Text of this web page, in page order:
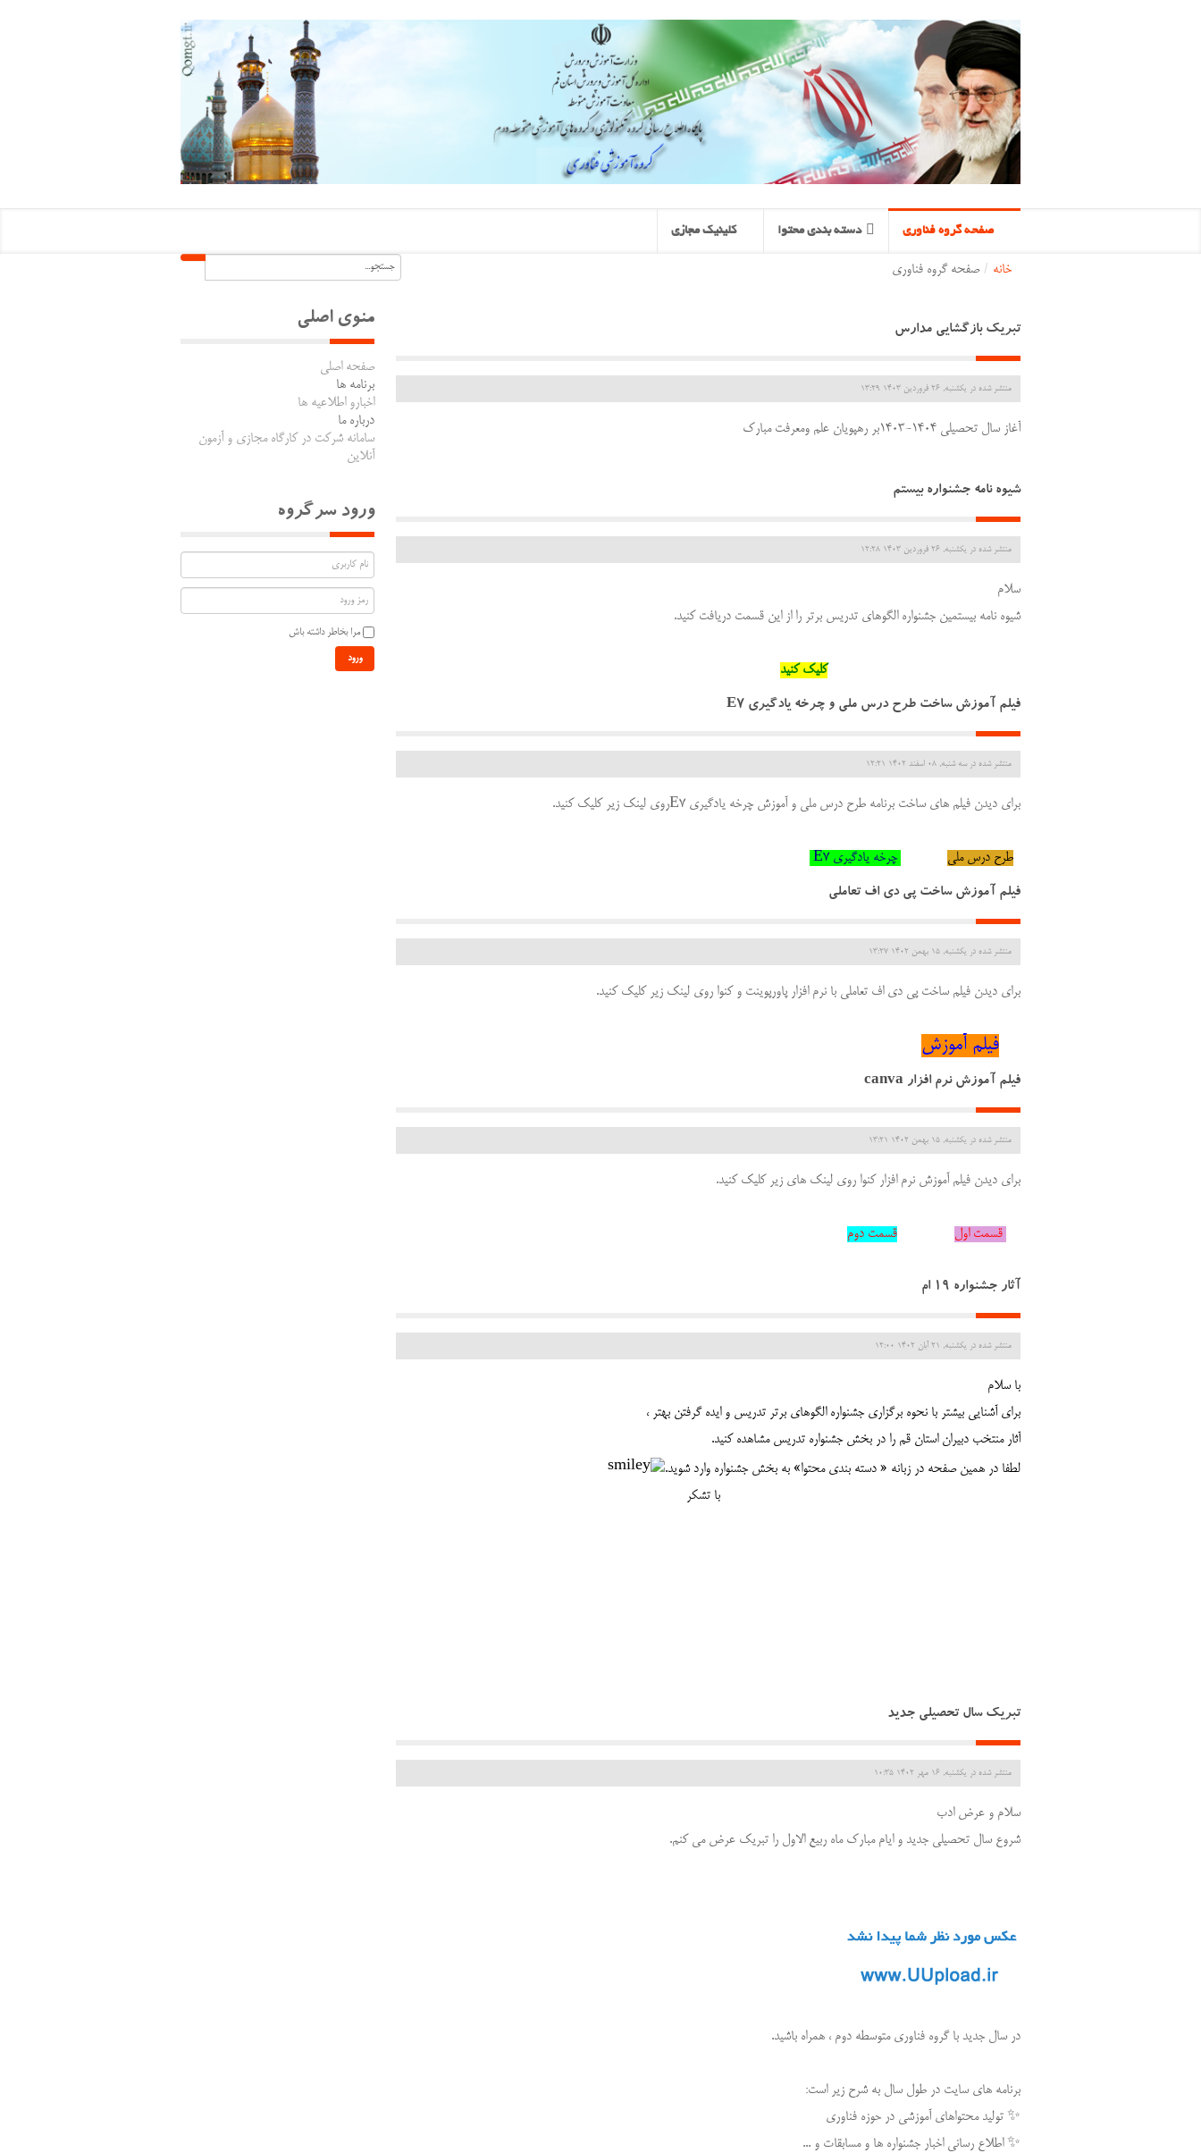
صفحه گروه فناوری دسته بندی محتوا کلینیک مجازی
خانه / صفحه گروه فناوری
تبریک بازگشایی مدارس
منتشر شده در یکشنبه, 26 فروردين 1403 13:29
آغاز سال تحصیلی 1404-1403بر رهپویان علم ومعرفت مبارک
شیوه نامه جشنواره بیستم
منتشر شده در یکشنبه, 26 فروردين 1403 12:28
سلام
شیوه نامه بیستمین جشنواره الگوهای تدریس برتر را از این قسمت دریافت کنید.
کلیک کنید
فیلم آموزش ساخت طرح درس ملی و چرخه یادگیری E7
منتشر شده در سه شنبه, 08 اسفند 1402 12:21
برای دیدن فیلم های ساخت برنامه طرح درس ملی و آموزش چرخه یادگیری E7روی لینک زیر کلیک کنید.
طرح درس ملی چرخه یادگیری E7
فیلم آموزش ساخت پی دی اف تعاملی
منتشر شده در یکشنبه, 15 بهمن 1402 13:27
برای دیدن فیلم ساخت پی دی اف تعاملی با نرم افزار پاورپوینت و کنوا روی لینک زیر کلیک کنید.
فیلم آموزش
فیلم آموزش نرم افزار canva
منتشر شده در یکشنبه, 15 بهمن 1402 13:21
برای دیدن فیلم آموزش نرم افزار کنوا روی لینک های زیر کلیک کنید.
قسمت اول قسمت دوم
آثار جشنواره 19 ام
منتشر شده در یکشنبه, 21 آبان 1402 12:00
با سلام
برای آشنایی بیشتر با نحوه برگزاری جشنواره الگوهای برتر تدریس و ایده گرفتن بهتر ،
آثار منتخب دبیران استان قم را در بخش جشنواره تدریس مشاهده کنید.
لطفا در همین صفحه در زبانه « دسته بندی محتوا» به بخش جشنواره وارد شوید.
با تشکر
تبریک سال تحصیلی جدید
منتشر شده در یکشنبه, 16 مهر 1402 10:35
سلام و عرض ادب
شروع سال تحصیلی جدید و ایام مبارک ماه ربیع الاول را تبریک عرض می کنم.
در سال جدید با گروه فناوری متوسطه دوم ، همراه باشید.
برنامه های سایت در طول سال به شرح زیر است:
✨ تولید محتواهای آموزشی در حوزه فناوری
✨ اطلاع رسانی اخبار جشنواره ها و مسابقات و ...
منوی اصلی
صفحه اصلی
برنامه ها
اخبارو اطلاعیه ها
درباره ما
سامانه شرکت در کارگاه مجازی و آزمون
آنلاین
ورود سرگروه
مرا بخاطر داشته باش
ورود